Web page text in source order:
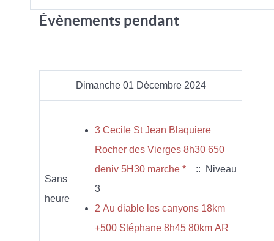
Évènements pendant
Dimanche 01 Décembre 2024
Sans
heure
3 Cecile St Jean Blaquiere
Rocher des Vierges 8h30 650
deniv 5H30 marche *
:: Niveau
3
2 Au diable les canyons 18km
+500 Stéphane 8h45 80km AR